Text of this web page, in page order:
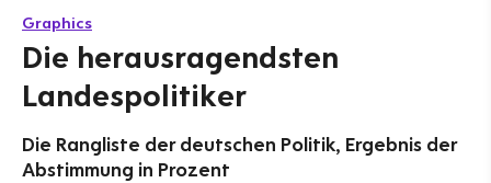
Graphics
Die herausragendsten
Landespolitiker
Die Rangliste der deutschen Politik, Ergebnis der
Abstimmung in Prozent